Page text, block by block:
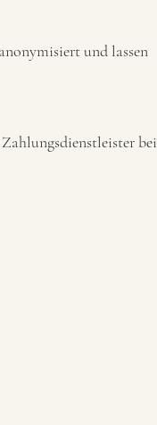
und lassen
bei